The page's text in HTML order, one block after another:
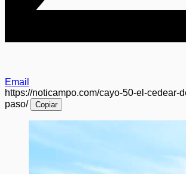
Email
https://noticampo.com/cayo-50-el-cedear-
paso/
Copiar